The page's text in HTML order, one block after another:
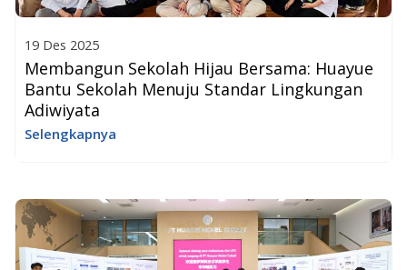
19 Des 2025
Membangun Sekolah Hijau Bersama: Huayue
Bantu Sekolah Menuju Standar Lingkungan
Adiwiyata
Selengkapnya